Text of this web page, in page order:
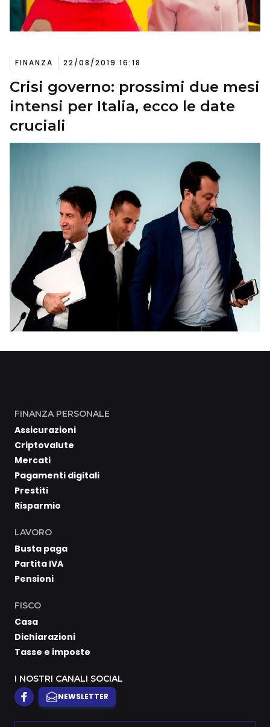
FINANZA 22/08/2019 16:18
Crisi governo: prossimi due mesi
intensi per Italia, ecco le date
cruciali
FINANZA PERSONALE
Assicurazioni
Criptovalute
Mercati
Pagamenti digitali
Prestiti
Risparmio
LAVORO
Busta paga
Partita IVA
Pensioni
FISCO
Casa
Dichiarazioni
Tasse e imposte
I NOSTRI CANALI SOCIAL
NEWSLETTER